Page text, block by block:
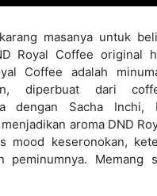
masanya untuk
Royal Coffee original
Coffee adalah
diperbuat dari
dengan Sacha Inchi,
aroma DND
mood keseronokan,
peminumnya. Memang